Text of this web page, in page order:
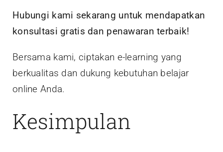
Hubungi kami sekarang untuk mendapatkan
konsultasi gratis dan penawaran terbaik!
Bersama kami, ciptakan e-learning yang
berkualitas dan dukung kebutuhan belajar
online Anda.
Kesimpulan